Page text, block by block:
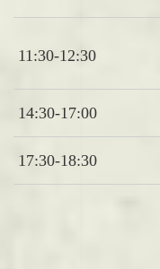
11:30-12:30
14:30-17:00
17:30-18:30